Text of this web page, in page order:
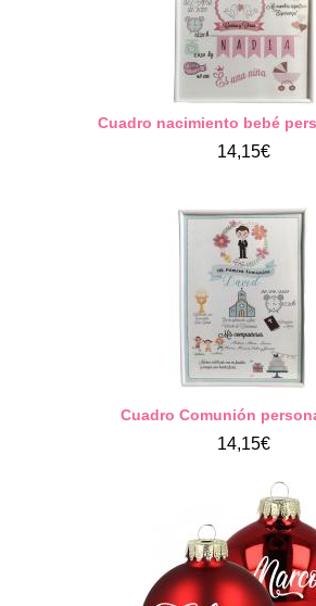
Cuadro nacimiento bebé
14,15€
Cuadro Comunión
14,15€